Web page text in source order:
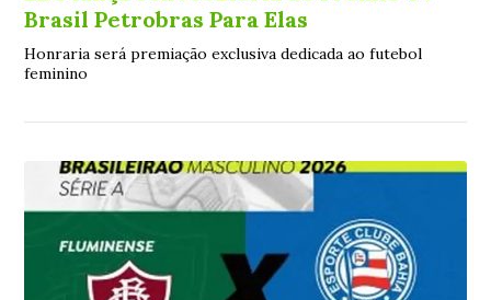
Brasil Petrobras Para Elas
Honraria será premiação exclusiva dedicada ao futebol
feminino